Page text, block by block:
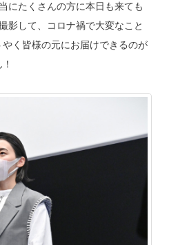
にたくさんの方に本日も来ても
影して、コロナ禍で大変なこと
く皆様の元にお届けできるのが